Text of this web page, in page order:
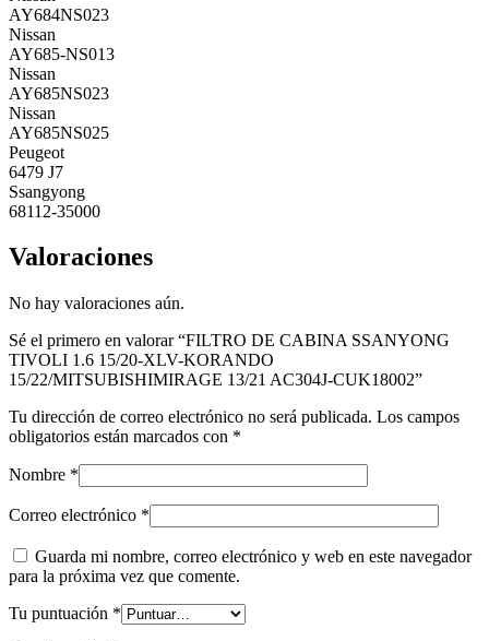
AY684NS023
Nissan
AY685-NS013
Nissan
AY685NS023
Nissan
AY685NS025
Peugeot
6479 J7
Ssangyong
68112-35000
Valoraciones
No hay valoraciones aún.
Sé el primero en valorar “FILTRO DE CABINA SSANYONG
TIVOLI 1.6 15/20-XLV-KORANDO
15/22/MITSUBISHIMIRAGE 13/21 AC304J-CUK18002”
Tu dirección de correo electrónico no será publicada. Los campos
obligatorios están marcados con *
Nombre *
Correo electrónico *
Guarda mi nombre, correo electrónico y web en este navegador
para la próxima vez que comente.
Tu puntuación *